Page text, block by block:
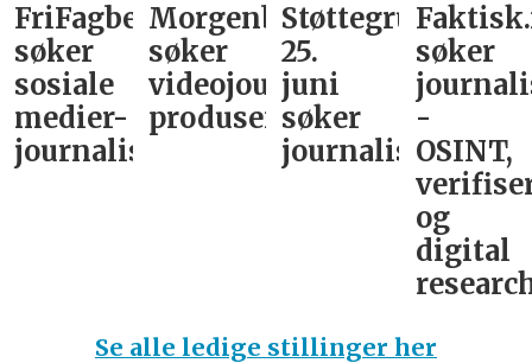
FriFagbevegelse
søker
sosiale
medier-
journalist
Morgenbladet
søker
videojournalist/podkast-
produsent
Støttegruppa
25.
juni
søker
journalist
søker
-
OSINT,
og
digital
Se alle ledige stillinger her